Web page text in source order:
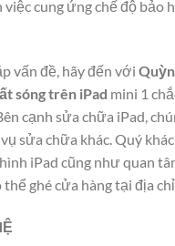
việc cung ứng chế độ bảo
vấn đề, hãy đến với
sóng trên iPad mini 1
cạnh sửa chữa iPad,
sửa chữa khác. Quý
iPad cũng như quan
ghé cửa hàng tại địa